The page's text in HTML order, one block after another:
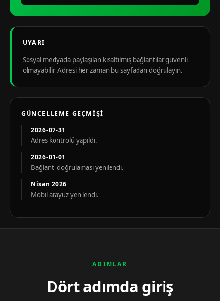
UYARI
Sosyal medyada paylaşılan kısaltılmış bağlantılar güvenli
olmayabilir. Adresi her zaman bu sayfadan doğrulayın.
GÜNCELLEME GEÇMIŞI
2026-07-31
Adres kontrolü yapıldı.
2026-01-01
Bağlantı doğrulaması yenilendi.
Nisan 2026
Mobil arayüz yenilendi.
ADIMLAR
Dört adımda giriş